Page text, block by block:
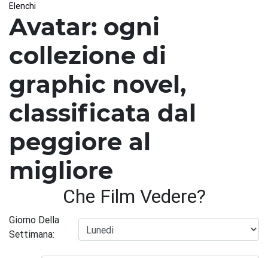
Elenchi
Avatar: ogni
collezione di
graphic novel,
classificata dal
peggiore al
migliore
Che Film Vedere?
Giorno Della
Settimana: